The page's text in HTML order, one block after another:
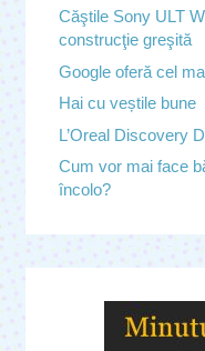
Căştile Sony ULT
construcţie greşită
Google oferă cel
Hai cu veștile bune
L’Oreal Discovery
Cum vor mai face
încolo?